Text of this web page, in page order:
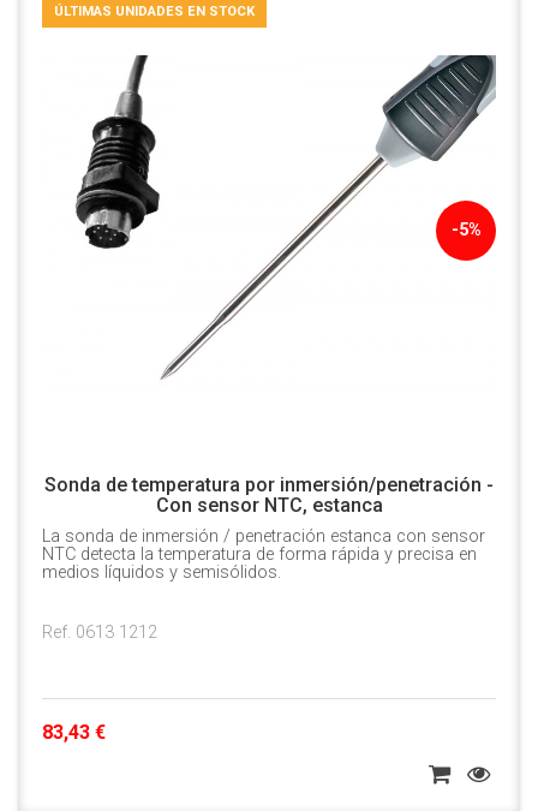
-5%
ÚLTIMAS UNIDADES EN STOCK
Sonda de temperatura por inmersión/penetración -
Con sensor NTC, estanca
La sonda de inmersión / penetración estanca con sensor
NTC detecta la temperatura de forma rápida y precisa en
medios líquidos y semisólidos.
Ref. 0613 1212
83,43 €